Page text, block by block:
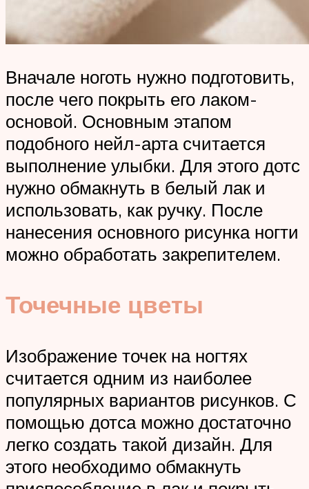
Вначале ноготь нужно подготовить,
после чего покрыть его лаком-
основой. Основным этапом
подобного нейл-арта считается
выполнение улыбки. Для этого дотс
нужно обмакнуть в белый лак и
использовать, как ручку. После
нанесения основного рисунка ногти
можно обработать закрепителем.
Точечные цветы
Изображение точек на ногтях
считается одним из наиболее
популярных вариантов рисунков. С
помощью дотса можно достаточно
легко создать такой дизайн. Для
этого необходимо обмакнуть